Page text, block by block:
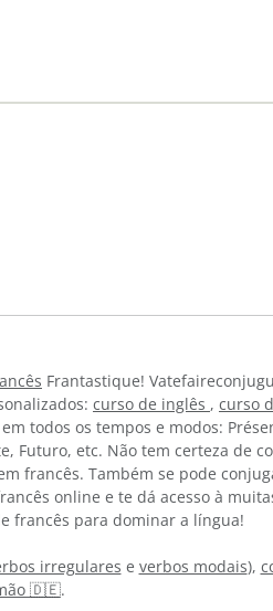
Frantastique!
curso de inglês , curso
todos os tempos e modos:
Futuro, etc. Não tem certeza de
francês. Também se pode
online e te dá acesso à
francês para dominar a língua!
irregulares e verbos modais),
🇩🇪.